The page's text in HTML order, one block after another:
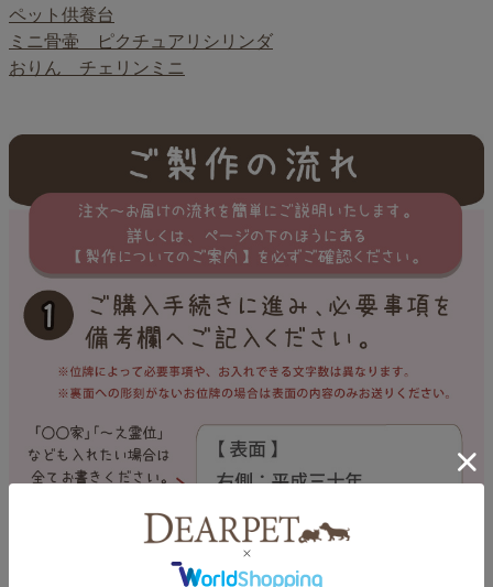
ペット供養台
ミニ骨壷 ピクチュアリシリンダ
おりん チェリンミニ